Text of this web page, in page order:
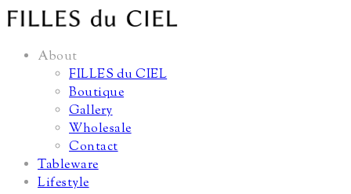
About
FILLES du CIEL
Boutique
Gallery
Wholesale
Contact
Tableware
Lifestyle